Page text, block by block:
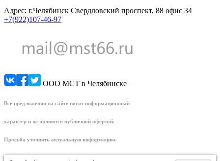
Адрес: г.Челябинск Свердловский проспект, 88 офис 34
+7(922)107-46-97
ООО МСТ в Челябинске
Все предложения на сайте носят информационный
характер и не являются публичной офертой.
Просьба уточнять актуальную информацию.